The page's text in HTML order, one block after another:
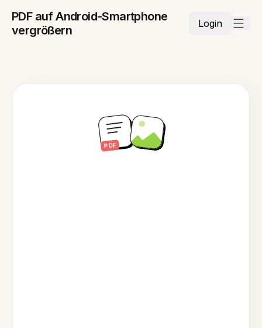
PDF auf Android-Smartphone
vergrößern
Login